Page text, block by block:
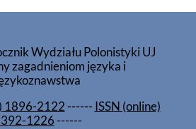
Wydziału Polonistyki UJ
zagadnieniom języka i
1896-2122------ ISSN (online)
1226------